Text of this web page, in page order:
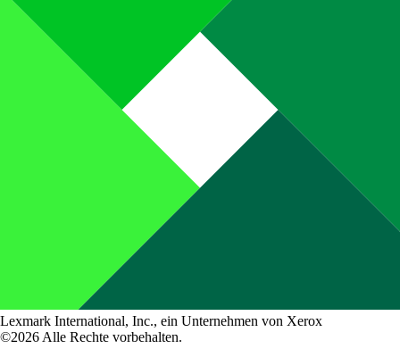
Lexmark International, Inc., ein Unternehmen von Xerox
©2026 Alle Rechte vorbehalten.